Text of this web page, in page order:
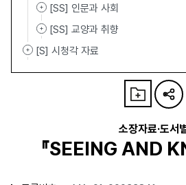
[SS] 인문과 사회
[SS] 교양과 취향
[S] 시청각 자료
소장자료·도서
『SEEING AND